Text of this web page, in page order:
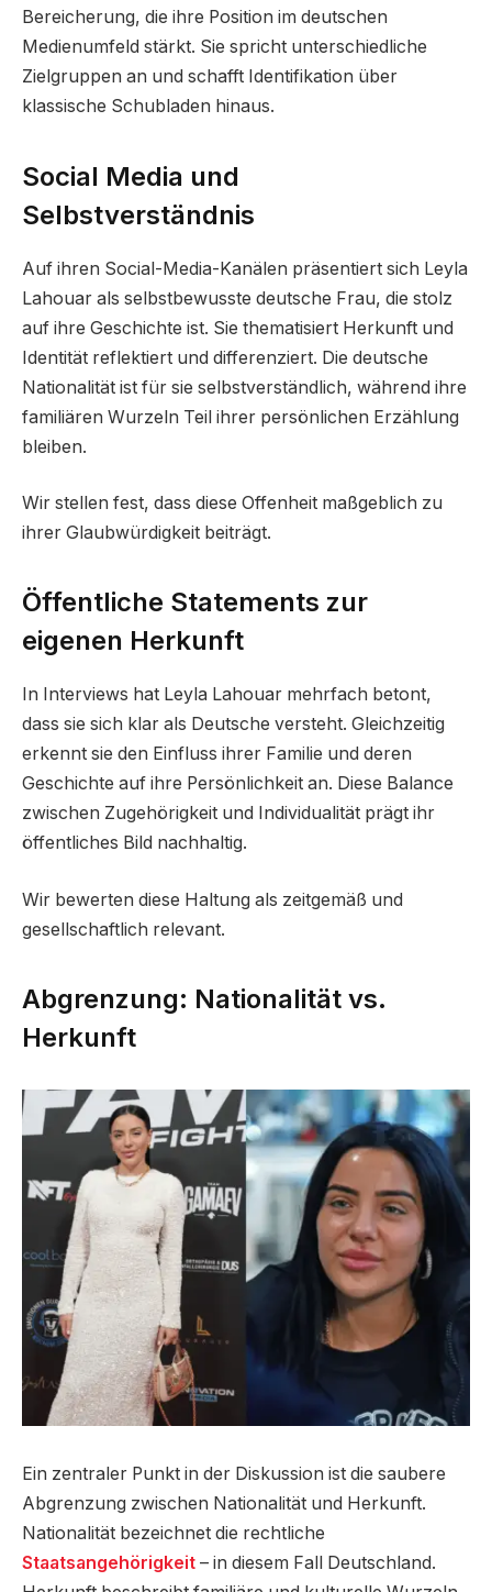
Bereicherung, die ihre Position im deutschen
Medienumfeld stärkt. Sie spricht unterschiedliche
Zielgruppen an und schafft Identifikation über
klassische Schubladen hinaus.
Social Media und
Selbstverständnis
Auf ihren Social-Media-Kanälen präsentiert sich Leyla
Lahouar als selbstbewusste deutsche Frau, die stolz
auf ihre Geschichte ist. Sie thematisiert Herkunft und
Identität reflektiert und differenziert. Die deutsche
Nationalität ist für sie selbstverständlich, während ihre
familiären Wurzeln Teil ihrer persönlichen Erzählung
bleiben.
Wir stellen fest, dass diese Offenheit maßgeblich zu
ihrer Glaubwürdigkeit beiträgt.
Öffentliche Statements zur
eigenen Herkunft
In Interviews hat Leyla Lahouar mehrfach betont,
dass sie sich klar als Deutsche versteht. Gleichzeitig
erkennt sie den Einfluss ihrer Familie und deren
Geschichte auf ihre Persönlichkeit an. Diese Balance
zwischen Zugehörigkeit und Individualität prägt ihr
öffentliches Bild nachhaltig.
Wir bewerten diese Haltung als zeitgemäß und
gesellschaftlich relevant.
Abgrenzung: Nationalität vs.
Herkunft
Ein zentraler Punkt in der Diskussion ist die saubere
Abgrenzung zwischen Nationalität und Herkunft.
Nationalität bezeichnet die rechtliche
Staatsangehörigkeit – in diesem Fall Deutschland.